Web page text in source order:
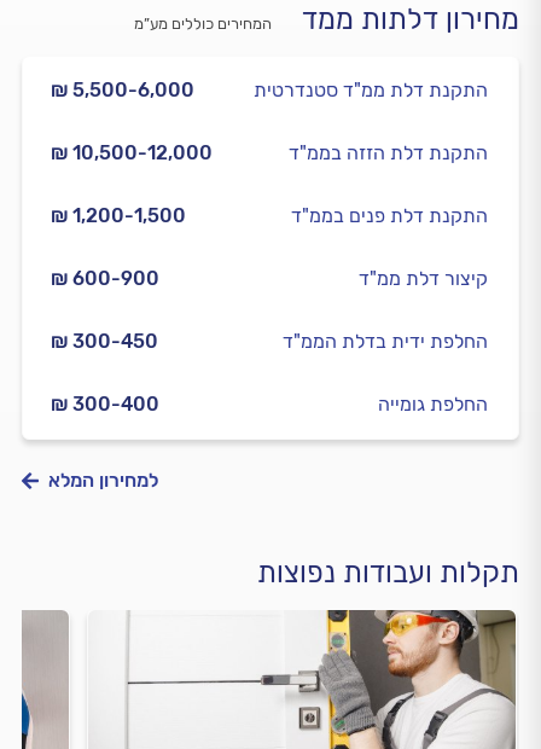
מחירון דלתות ממד המחירים כוללים מע”מ
₪ 5,500-6,000 התקנת דלת ממ"ד סטנדרטית
₪ 10,500-12,000 התקנת דלת הזזה בממ"ד
₪ 1,200-1,500 התקנת דלת פנים בממ"ד
₪ 600-900 קיצור דלת ממ"ד
₪ 300-450 החלפת ידית בדלת הממ"ד
₪ 300-400 החלפת גומייה
למחירון המלא
תקלות ועבודות נפוצות